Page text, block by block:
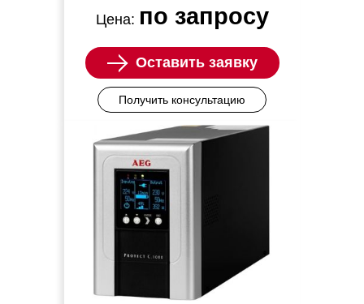
Цена: по запросу
Оставить заявку
Получить консультацию